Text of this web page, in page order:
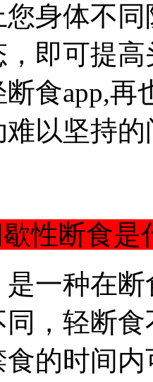
身体不
即可提
食app,
以坚持
歇性断食是
一种在
，轻断
的时间